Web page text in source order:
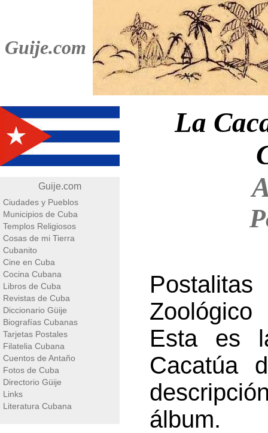
Guije.com
Guije.com
Ciudades y Pueblos
Municipios de Cuba
Templos Religiosos
Cosas de mi Tierra
Cubanito
Cine en Cuba
Cocina Cubana
Libros de Cuba
Revistas de Cuba
Diccionario Güije
Biografías Cubanas
Tarjetas Postales
Filatelia Cubana
Cuentos de Antaño
Fotos de Cuba
Directorio Güije
Links
Literatura Cubana
La
Esta es
Cacatúa
álbum.